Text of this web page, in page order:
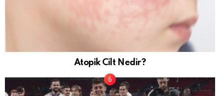
Atopik Cilt Nedir?